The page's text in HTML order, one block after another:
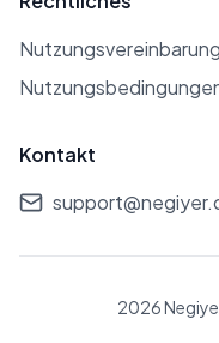
Nutzungsvereinbarung
Kontakt
2026